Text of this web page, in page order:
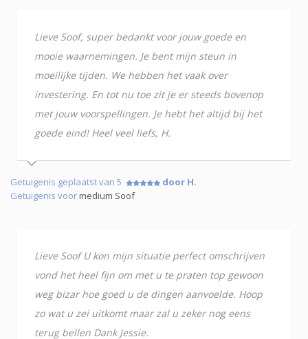
Lieve Soof, super bedankt voor jouw goede en
mooie waarnemingen. Je bent mijn steun in
moeilijke tijden. We hebben het vaak over
investering. En tot nu toe zit je er steeds bovenop
met jouw voorspellingen. Je hebt het altijd bij het
goede eind! Heel veel liefs, H.
Getuigenis geplaatst van 5
door H.
Getuigenis voormedium Soof
Lieve Soof U kon mijn situatie perfect omschrijven
vond het heel fijn om met u te praten top gewoon
weg bizar hoe goed u de dingen aanvoelde. Hoop
zo wat u zei uitkomt maar zal u zeker nog eens
terug bellen Dank Jessie.